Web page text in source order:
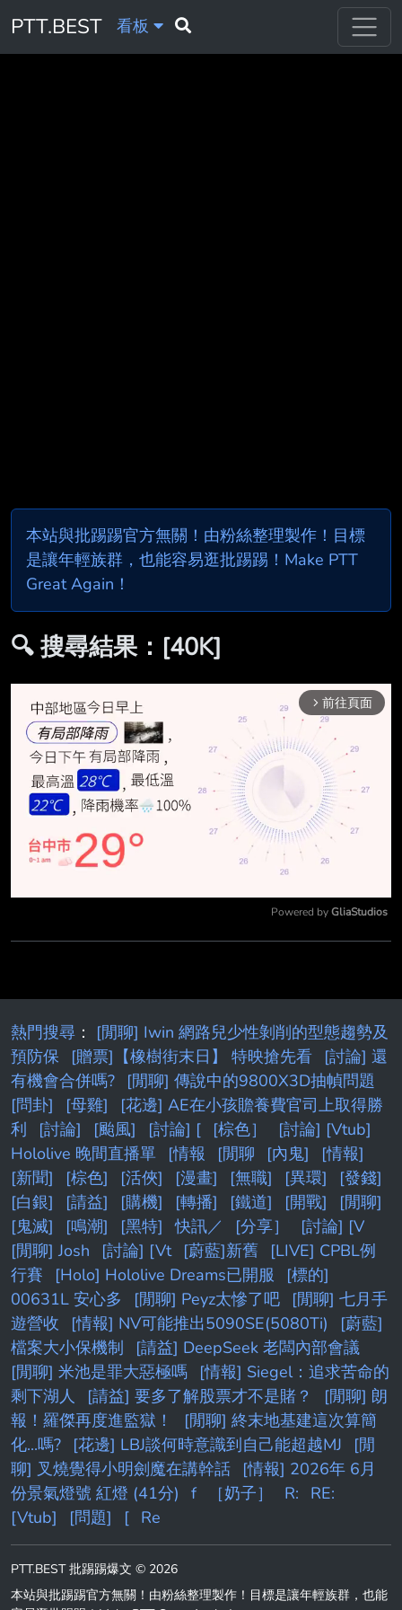
PTT.BEST 看板
本站與批踢踢官方無關！由粉絲整理製作！目標
是讓年輕族群，也能容易逛批踢踢！Make PTT
Great Again！
🔍 搜尋結果：[40K]
arrow_forward_ios 前往頁面
Powered by GliaStudios
熱門搜尋 ： [閒聊] Iwin 網路兒少性剝削的型態趨勢及
預防保
[贈票]【橡樹街末日】 特映搶先看
[討論] 還
有機會合併嗎?
[閒聊] 傳說中的9800X3D抽幀問題
[問卦]
[母雞]
[花邊] AE在小孩贍養費官司上取得勝
利
[討論] [颱風] [討論] [ [棕色］
[討論] [Vtub]
Hololive 晚間直播單
[情報 [閒聊 [內鬼]
[情報]
[新聞]
[棕色] [活俠] [漫畫] [無職] [異環]
[發錢]
[白銀]
[請益] [購機] [轉播] [鐵道] [開戰]
[閒聊]
[鬼滅]
[鳴潮] [黑特] 快訊／ [分享］
[討論] [V
[閒聊] Josh
[討論] [Vt [蔚藍]新舊
[LIVE] CPBL例
行賽
[Holo] Hololive Dreams已開服
[標的]
00631L 安心多
[閒聊] Peyz太慘了吧
[閒聊] 七月手
遊營收
[情報] NV可能推出5090SE(5080Ti)
[蔚藍]
檔案大小保機制
[請益] DeepSeek 老闆內部會議
[閒聊] 米池是罪大惡極嗎
[情報] Siegel：追求苦命的
剩下湖人
[請益] 要多了解股票才不是賭？
[閒聊] 朗
報！羅傑再度進監獄！
[閒聊] 終末地基建這次算簡
化...嗎?
[花邊] LBJ談何時意識到自己能超越MJ
[閒
聊] 叉燒覺得小明劍魔在講幹話
[情報] 2026年 6月
份景氣燈號 紅燈 (41分)
f ［奶子］ R:
RE:
[Vtub]
[問題] [ Re
PTT.BEST 批踢踢爆文 © 2026
本站與批踢踢官方無關！由粉絲整理製作！目標是讓年輕族群，也能